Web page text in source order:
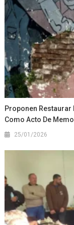
Proponen Restaurar
Como Acto De
25/01/2026